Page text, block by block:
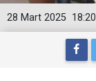
18:20
28 Mart 2025